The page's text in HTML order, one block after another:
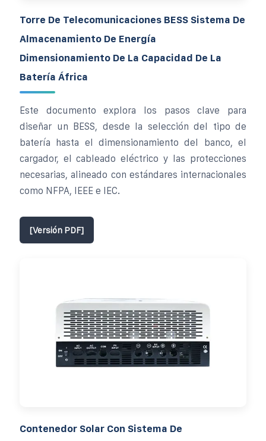
Torre De Telecomunicaciones BESS Sistema De
Almacenamiento De Energía
Dimensionamiento De La Capacidad De La
Batería África
Este documento explora los pasos clave para
diseñar un BESS, desde la selección del tipo de
batería hasta el dimensionamiento del banco, el
cargador, el cableado eléctrico y las protecciones
necesarias, alineado con estándares internacionales
como NFPA, IEEE e IEC.
[Versión PDF]
Contenedor Solar Con Sistema De